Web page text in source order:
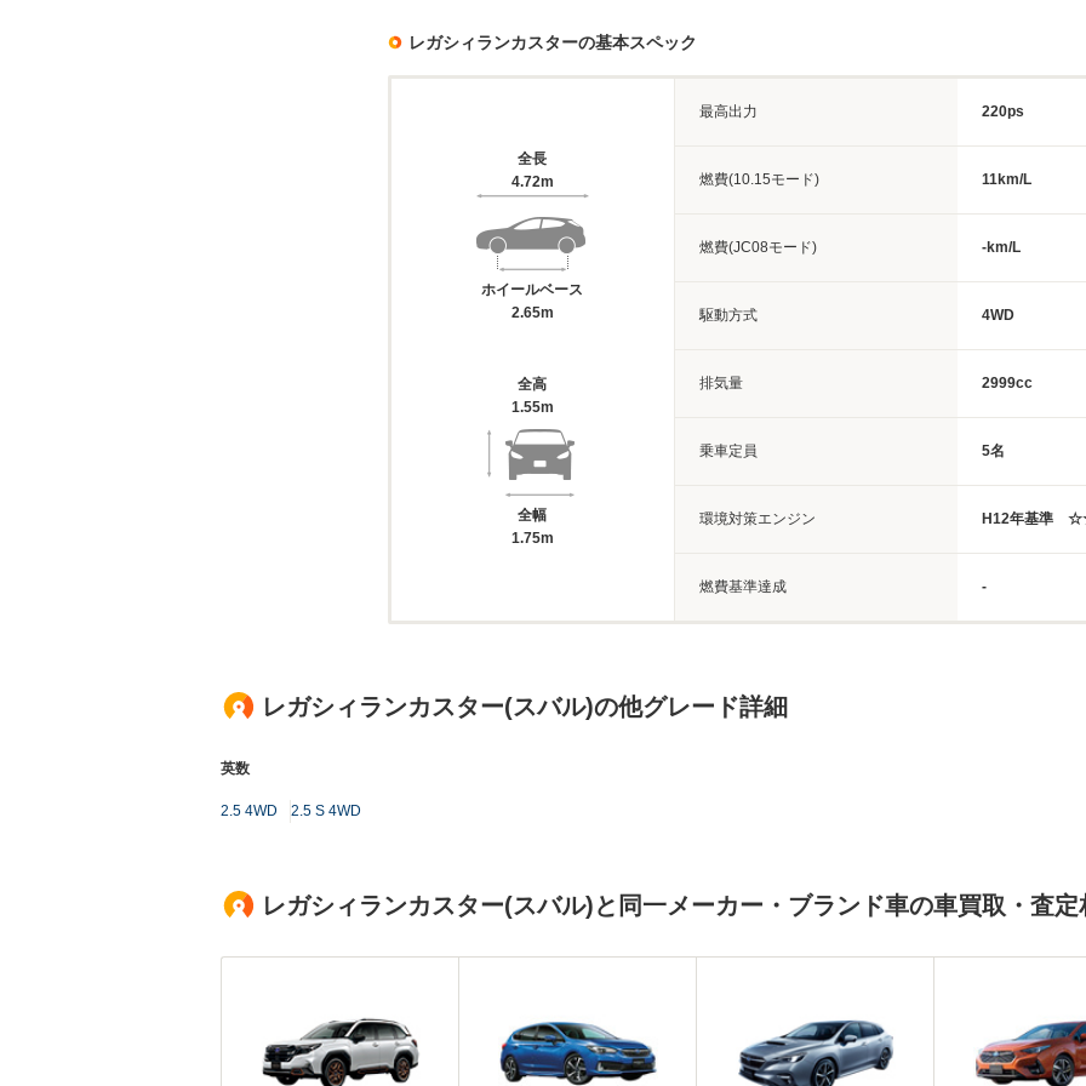
レガシィランカスターの基本スペック
全長
4.72m
ホイールベース
2.65m
全高
1.55m
全幅
1.75m
最高出力 220ps
燃費(10.15モード) 11km/L
燃費(JC08モード) -km/L
駆動方式 4WD
排気量 2999cc
乗車定員 5名
環境対策エンジン H12年基準
燃費基準達成 -
レガシィランカスター(スバル)の他グレード詳細
英数
2.5 4WD 2.5 S 4WD
レガシィランカスター(スバル)と同一メーカー・ブランド車の車買取・査定